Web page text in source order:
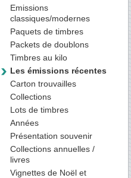
Emissions
classiques/modernes
Paquets de timbres
Packets de doublons
Timbres au kilo
Les émissions récentes
Carton trouvailles
Collections
Lots de timbres
Années
Présentation souvenir
Collections annuelles /
livres
Vignettes de Noël et